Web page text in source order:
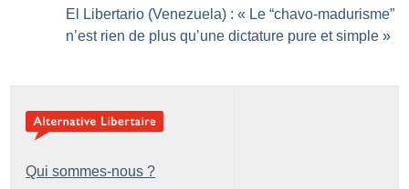
El Libertario (Venezuela) : « Le “chavo-madurisme”
n’est rien de plus qu’une dictature pure et simple »
Qui sommes-nous ?